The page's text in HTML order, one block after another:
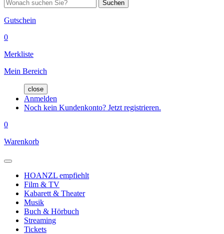
Suchen
Gutschein
0
Merkliste
Mein Bereich
close
Anmelden
Noch kein Kundenkonto? Jetzt registrieren.
0
Warenkorb
HOANZL empfiehlt
Film & TV
Kabarett & Theater
Musik
Buch & Hörbuch
Streaming
Tickets